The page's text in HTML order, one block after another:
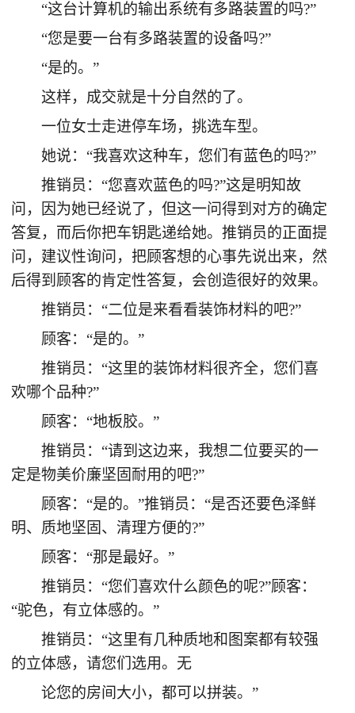
“这台计算机的输出系统有多路装置的吗?”
“您是要一台有多路装置的设备吗?”
“是的。”
这样，成交就是十分自然的了。
一位女士走进停车场，挑选车型。
她说：“我喜欢这种车，您们有蓝色的吗?”
推销员：“您喜欢蓝色的吗?”这是明知故
问，因为她已经说了，但这一问得到对方的确定
答复，而后你把车钥匙递给她。推销员的正面提
问，建议性询问，把顾客想的心事先说出来，然
后得到顾客的肯定性答复，会创造很好的效果。
推销员：“二位是来看看装饰材料的吧?”
顾客：“是的。”
推销员：“这里的装饰材料很齐全，您们喜
欢哪个品种?”
顾客：“地板胶。”
推销员：“请到这边来，我想二位要买的一
定是物美价廉坚固耐用的吧?”
顾客：“是的。”推销员：“是否还要色泽鲜
明、质地坚固、清理方便的?”
顾客：“那是最好。”
推销员：“您们喜欢什么颜色的呢?”顾客：
“驼色，有立体感的。”
推销员：“这里有几种质地和图案都有较强
的立体感，请您们选用。无
论您的房间大小，都可以拼装。”